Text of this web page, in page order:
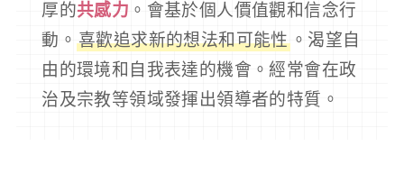
厚的共感力 。會基於個人價值觀和信念行
動。 喜歡追求新的想法和可能性。渴望自
由的環境和自我表達的機會。經常會在政
治及宗教等領域發揮出領導者的特質。